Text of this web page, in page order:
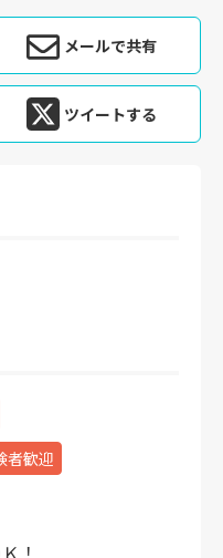
メールで共有
ツイートする
者歓迎